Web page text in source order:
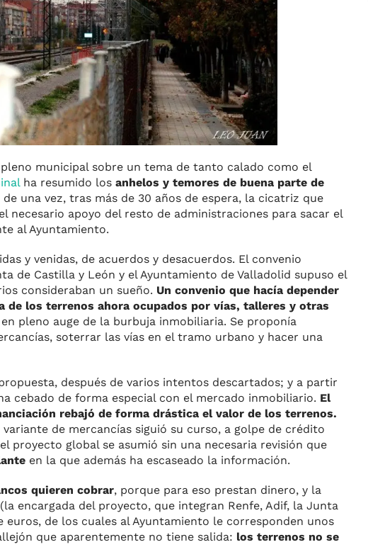
municipal sobre un tema de tanto calado como el
ha resumido los anhelos y temores de buena parte de
una vez, tras más de 30 años de espera, la cicatriz que
apoyo del resto de administraciones para sacar el
al Ayuntamiento.
y venidas, de acuerdos y desacuerdos. El convenio
de Castilla y León y el Ayuntamiento de Valladolid supuso el
consideraban un sueño. Un convenio que hacía depender
los terrenos ahora ocupados por vías, talleres y otras
pleno auge de la burbuja inmobiliaria. Se proponía
soterrar las vías en el tramo urbano y hacer una
después de varios intentos descartados; y a partir
cebado de forma especial con el mercado inmobiliario. El
rebajó de forma drástica el valor de los terrenos.
de mercancías siguió su curso, a golpe de crédito
proyecto global se asumió sin una necesaria revisión que
en la que además ha escaseado la información.
quieren cobrar, porque para eso prestan dinero, y la
encargada del proyecto, que integran Renfe, Adif, la Junta
de los cuales al Ayuntamiento le corresponden unos
que aparentemente no tiene salida: los terrenos no se